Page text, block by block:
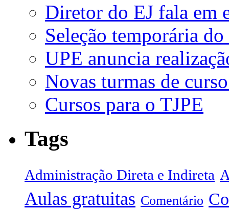
Diretor do EJ fala em
Seleção temporária
UPE anuncia
Novas turmas de
Cursos para o TJPE
Tags
Administração Direta e Indireta
Aulas gratuitas Comentário